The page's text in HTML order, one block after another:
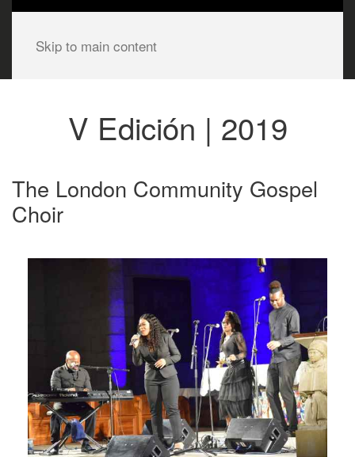
Skip to main content
V Edición | 2019
The London Community Gospel
Choir